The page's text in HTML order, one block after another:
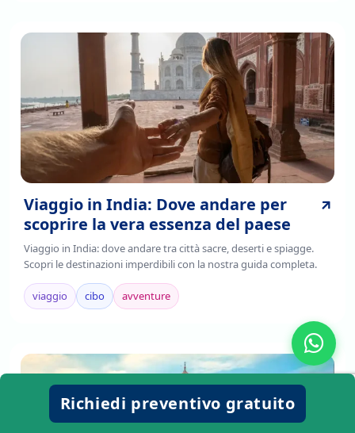
Viaggio in India: Dove andare per
scoprire la vera essenza del paese
Viaggio in India: dove andare tra città sacre, deserti e spiagge.
Scopri le destinazioni imperdibili con la nostra guida completa.
viaggio cibo avventure
Richiedi preventivo gratuito